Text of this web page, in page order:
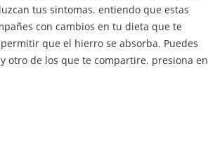
tus sintomas. entiendo que estas
con cambios en tu dieta que te
que el hierro se absorba. Puedes
otro de los que te compartire. presiona en